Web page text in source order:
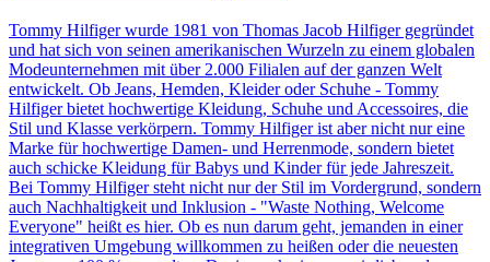
Tommy Hilfiger wurde 1981 von Thomas Jacob Hilfiger gegründet
und hat sich von seinen amerikanischen Wurzeln zu einem globalen
Modeunternehmen mit über 2.000 Filialen auf der ganzen Welt
entwickelt. Ob Jeans, Hemden, Kleider oder Schuhe - Tommy
Hilfiger bietet hochwertige Kleidung, Schuhe und Accessoires, die
Stil und Klasse verkörpern. Tommy Hilfiger ist aber nicht nur eine
Marke für hochwertige Damen- und Herrenmode, sondern bietet
auch schicke Kleidung für Babys und Kinder für jede Jahreszeit.
Bei Tommy Hilfiger steht nicht nur der Stil im Vordergrund, sondern
auch Nachhaltigkeit und Inklusion - "Waste Nothing, Welcome
Everyone" heißt es hier. Ob es nun darum geht, jemanden in einer
integrativen Umgebung willkommen zu heißen oder die neuesten